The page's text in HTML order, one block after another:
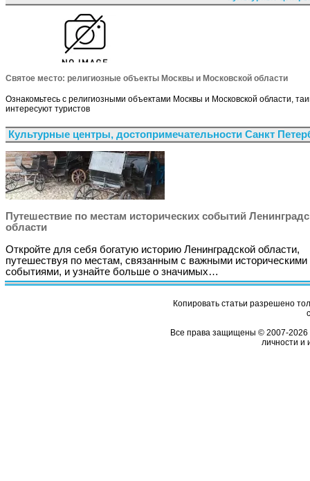
Святое место: религиозные объекты Москвы и Московской области
Ознакомьтесь с религиозными объектами Москвы и Московской области,
интересуют туристов
Культурные центры, достопримечательности Санкт
Путешествие по местам исторических событий
области
Откройте для себя богатую историю Ленинградской области,
путешествуя по местам, связанным с важными историческими
событиями, и узнайте больше о значимых…
Копировать статьи разрешено
Все права защищены © 2007-2026
личности и